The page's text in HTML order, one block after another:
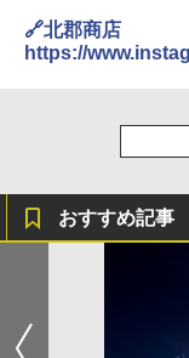
🔗北郡商店
https://
おすすめ記事